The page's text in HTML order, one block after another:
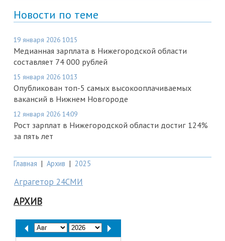
Новости по теме
19 января 2026 10:15
Медианная зарплата в Нижегородской области
составляет 74 000 рублей
15 января 2026 10:13
Опубликован топ-5 самых высокооплачиваемых
вакансий в Нижнем Новгороде
12 января 2026 14:09
Рост зарплат в Нижегородской области достиг 124%
за пять лет
Главная | Архив | 2025
Аграгетор 24СМИ
АРХИВ